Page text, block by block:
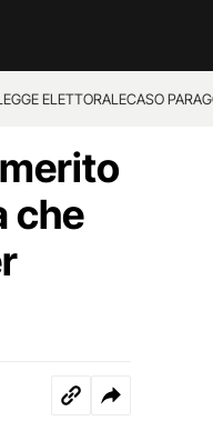
ELETTORALECASO
che